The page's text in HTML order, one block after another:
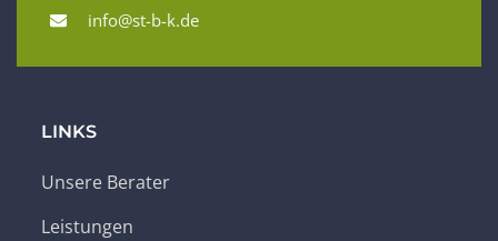
info@st-b-k.de
LINKS
Unsere Berater
Leistungen